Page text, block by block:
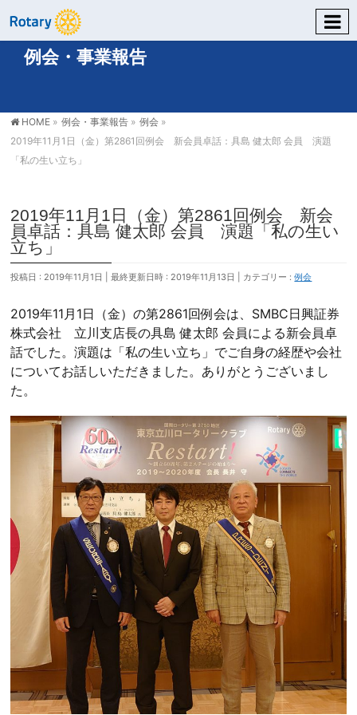
例会・事業報告
HOME » 例会・事業報告 » 例会 »
2019年11月1日（金）第2861回例会 新会員卓話：具島 健太郎 会員 演題
「私の生い立ち」
2019年11月1日（金）第2861回例会 新会
員卓話：具島 健太郎 会員 演題「私の生い
立ち」
投稿日 : 2019年11月1日 最終更新日時 : 2019年11月13日 カテゴリー :例会
2019年11月1日（金）の第2861回例会は、SMBC日興証券
株式会社 立川支店長の具島 健太郎 会員による新会員卓
話でした。演題は「私の生い立ち」でご自身の経歴や会社
についてお話しいただきました。ありがとうございまし
た。